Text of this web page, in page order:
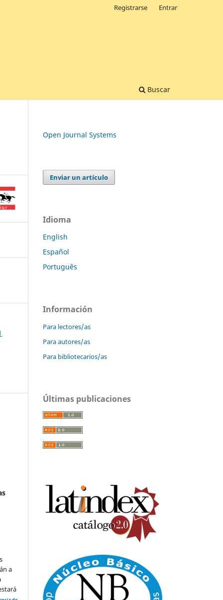
Buscar
Registrarse Entrar
a
Open Journal Systems
Enviar un artículo
Idioma
English
Español
Português
Información
Para lectores/as
Para autores/as
Para bibliotecarios/as
Últimas publicaciones